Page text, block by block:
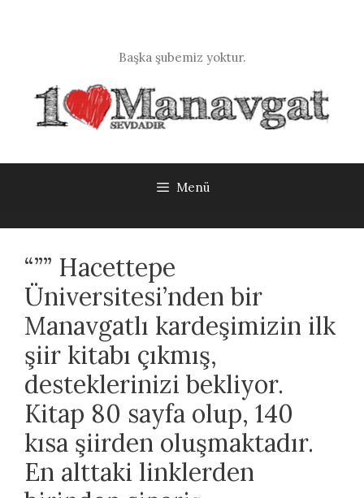
Başka şubemiz yoktur.
Menü
“”” Hacettepe
Üniversitesi’nden bir
Manavgatlı kardeşimizin ilk
şiir kitabı çıkmış,
desteklerinizi bekliyor.
Kitap 80 sayfa olup, 140
kısa şiirden oluşmaktadır.
En alttaki linklerden